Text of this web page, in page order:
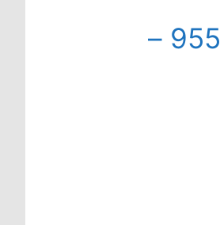
فني تصليح ثلاجات في صباح السالم 95559527 –